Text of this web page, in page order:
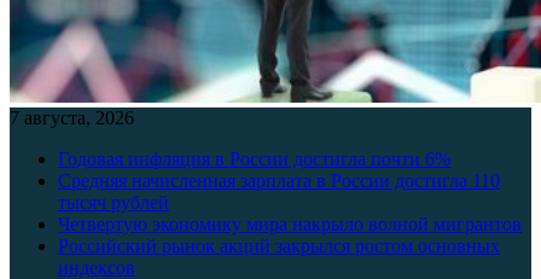
7 августа, 2026
Годовая инфляция в России достигла почти 6%
Средняя начисленная зарплата в России достигла 110
тысяч рублей
Четвертую экономику мира накрыло волной мигрантов
Российский рынок акций закрылся ростом основных
индексов